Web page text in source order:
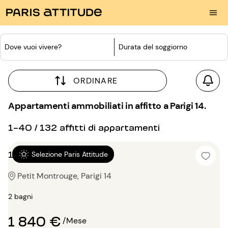
Dove vuoi vivere? Durata del soggiorno
ORDINARE
Appartamenti ammobiliati in affitto a Parigi 14.
1-40 / 132 affitti di appartamenti
Selezione Paris Attitude
1 locale 45m²
Petit Montrouge, Parigi 14
2 bagni
1 840 €/Mese